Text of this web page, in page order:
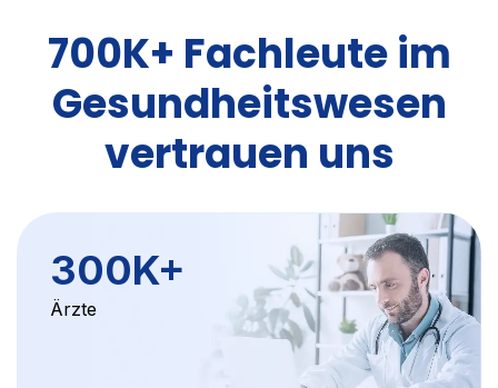
700K+ Fachleute im
Gesundheitswesen
vertrauen uns
300K+
Ärzte